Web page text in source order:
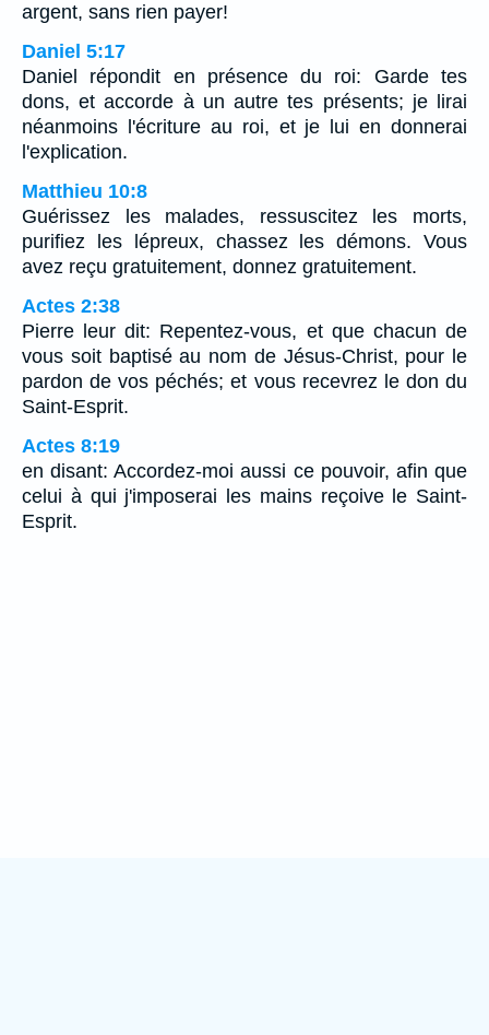
argent, sans rien payer!
Daniel 5:17
Daniel répondit en présence du roi: Garde tes
dons, et accorde à un autre tes présents; je lirai
néanmoins l'écriture au roi, et je lui en donnerai
l'explication.
Matthieu 10:8
Guérissez les malades, ressuscitez les morts,
purifiez les lépreux, chassez les démons. Vous
avez reçu gratuitement, donnez gratuitement.
Actes 2:38
Pierre leur dit: Repentez-vous, et que chacun de
vous soit baptisé au nom de Jésus-Christ, pour le
pardon de vos péchés; et vous recevrez le don du
Saint-Esprit.
Actes 8:19
en disant: Accordez-moi aussi ce pouvoir, afin que
celui à qui j'imposerai les mains reçoive le Saint-
Esprit.